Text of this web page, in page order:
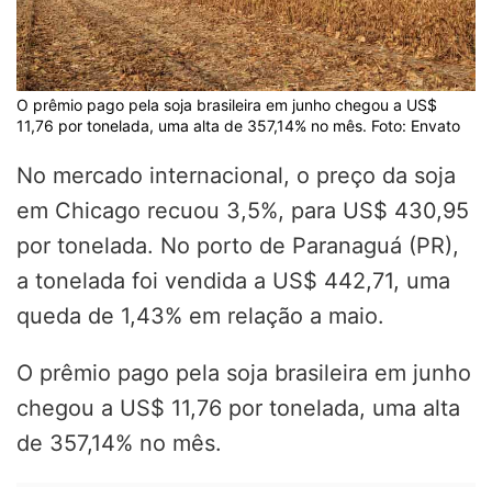
O prêmio pago pela soja brasileira em junho chegou a US$
11,76 por tonelada, uma alta de 357,14% no mês. Foto: Envato
No mercado internacional, o preço da soja
em Chicago recuou 3,5%, para US$ 430,95
por tonelada. No porto de Paranaguá (PR),
a tonelada foi vendida a US$ 442,71, uma
queda de 1,43% em relação a maio.
O prêmio pago pela soja brasileira em junho
chegou a US$ 11,76 por tonelada, uma alta
de 357,14% no mês.